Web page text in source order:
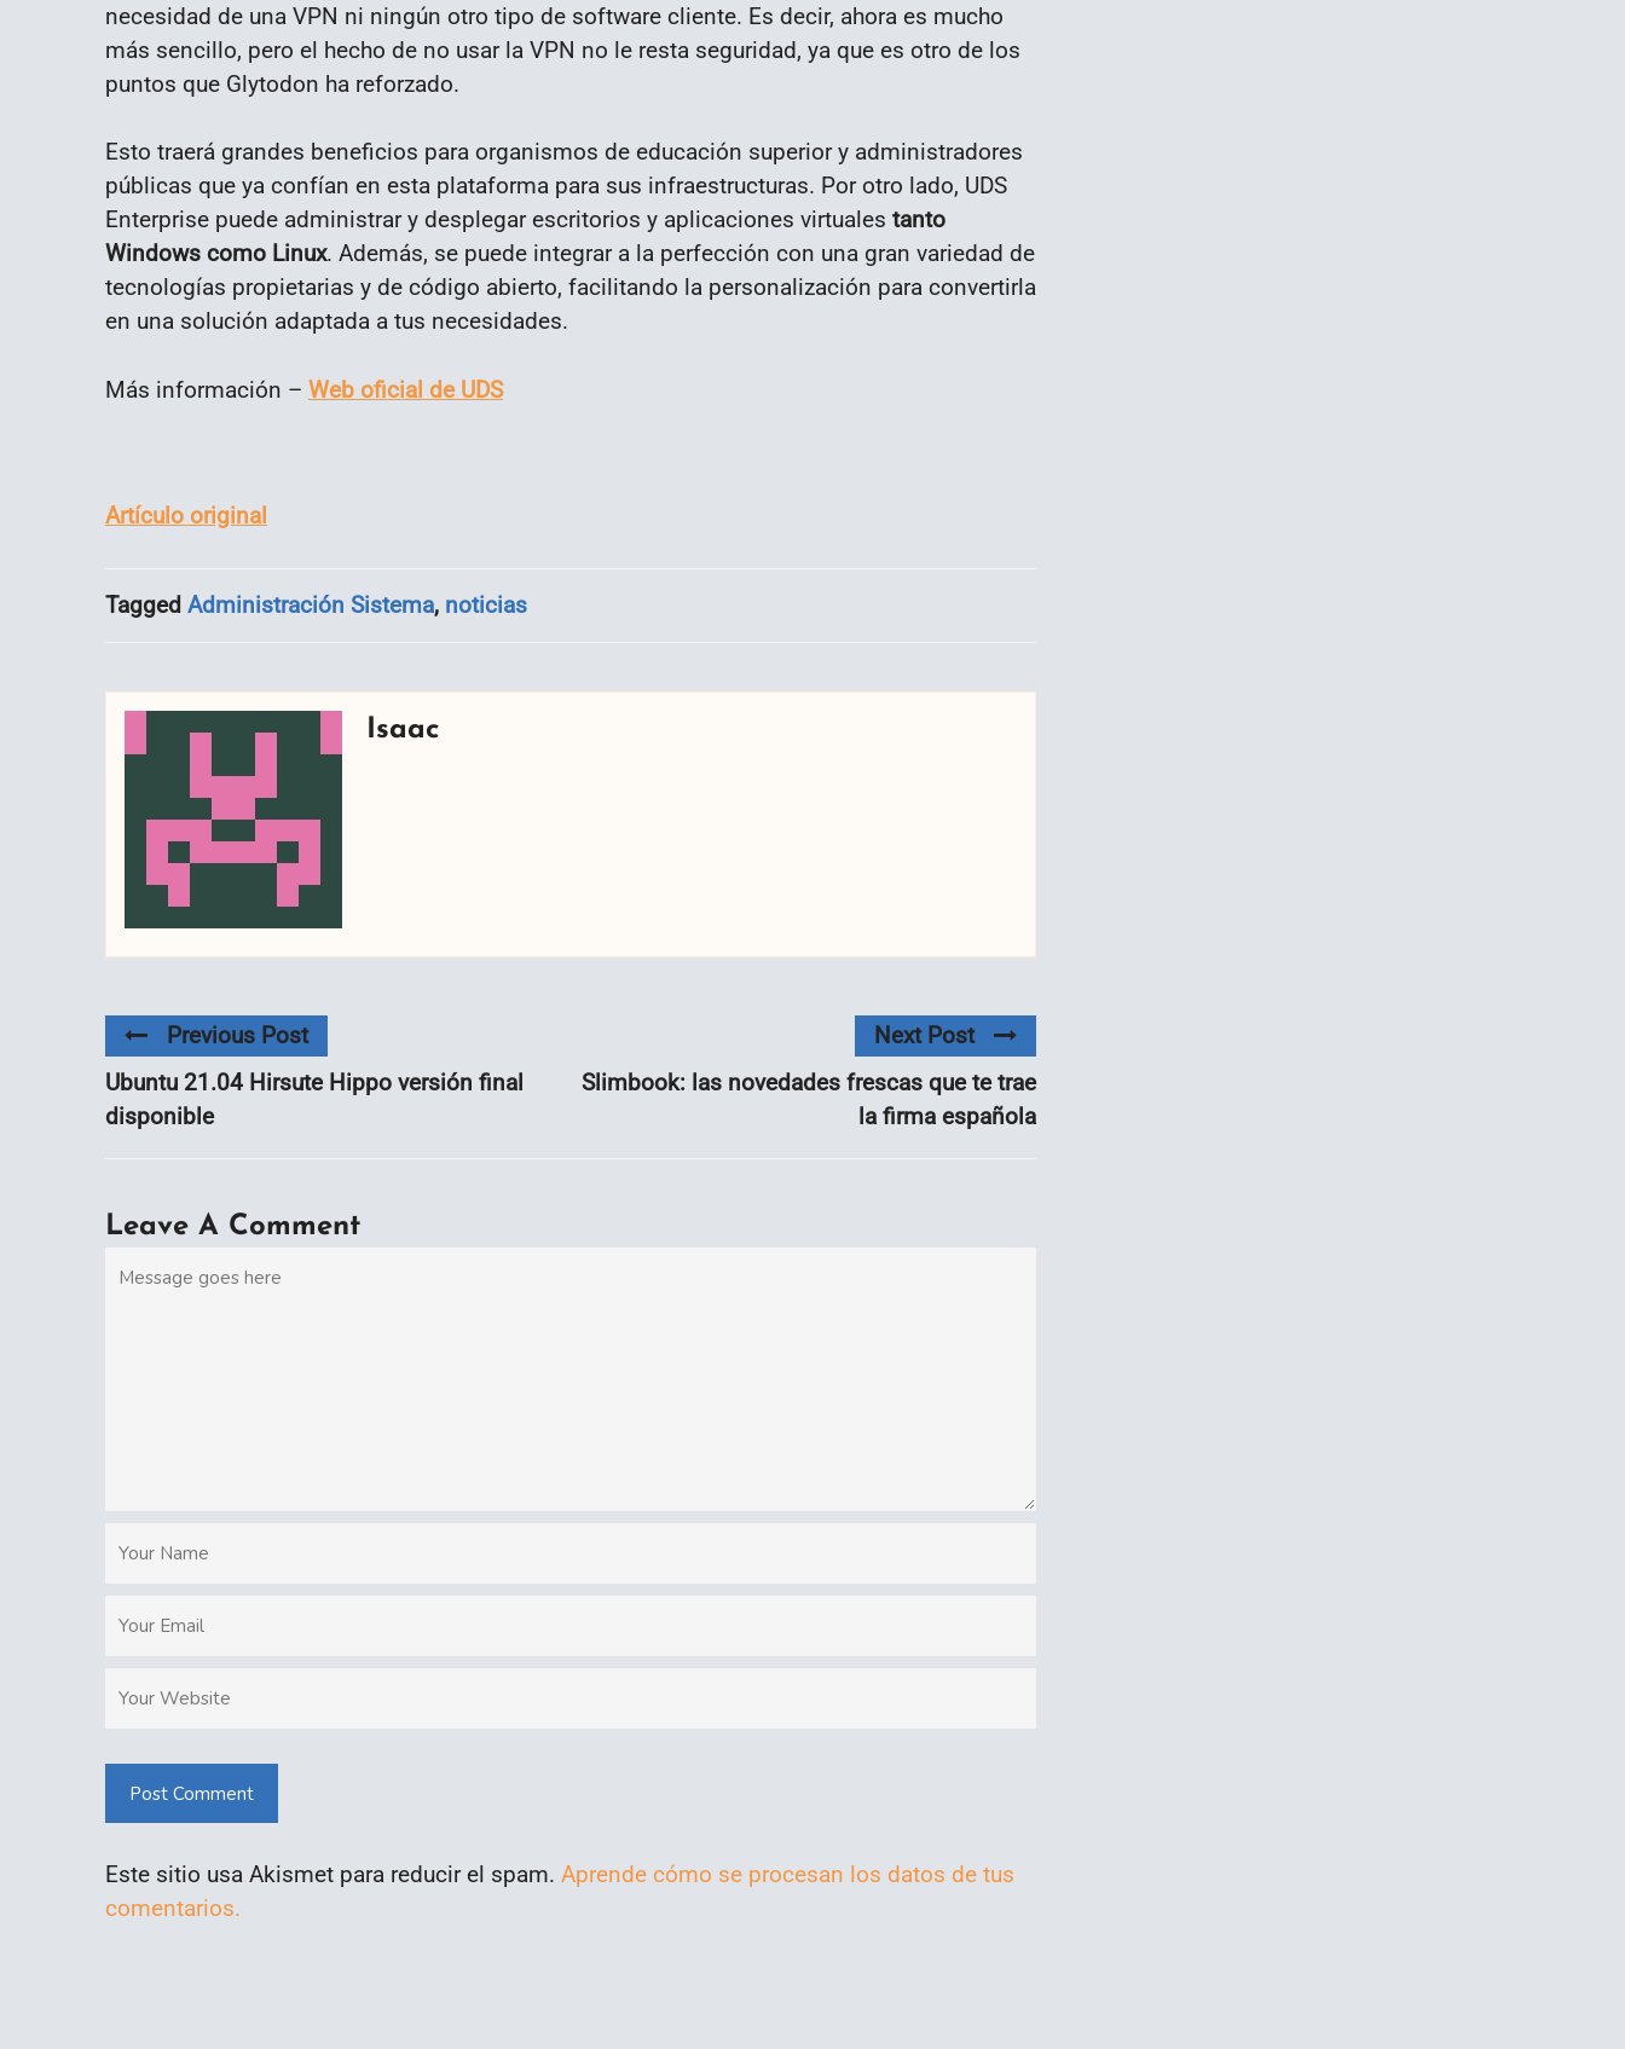
necesidad de una VPN ni ningún otro tipo de software cliente. Es decir, ahora es mucho
más sencillo, pero el hecho de no usar la VPN no le resta seguridad, ya que es otro de los
puntos que Glytodon ha reforzado.
Esto traerá grandes beneficios para organismos de educación superior y administradores
públicas que ya confían en esta plataforma para sus infraestructuras. Por otro lado, UDS
Enterprise puede administrar y desplegar escritorios y aplicaciones virtuales tanto
Windows como Linux. Además, se puede integrar a la perfección con una gran variedad de
tecnologías propietarias y de código abierto, facilitando la personalización para convertirla
en una solución adaptada a tus necesidades.
Más información – Web oficial de UDS
Artículo original
Tagged Administración Sistema, noticias
Isaac
Previous Post
Ubuntu 21.04 Hirsute Hippo versión final
disponible
Next Post
Slimbook: las novedades frescas que te trae
la firma española
Leave A Comment
Post Comment
Este sitio usa Akismet para reducir el spam. Aprende cómo se procesan los datos de tus
comentarios.